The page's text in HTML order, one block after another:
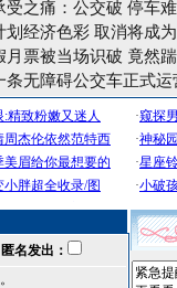
受之痛：公交破 停车
划经济色彩 取消将成
月票被当场识破 竟然
条无障碍公交车正式运
匿名发出：